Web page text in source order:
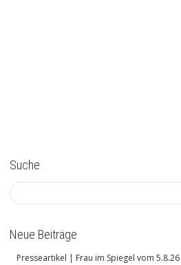
Suche
Neue Beiträge
Presseartikel | Frau im Spiegel vom 5.8.26